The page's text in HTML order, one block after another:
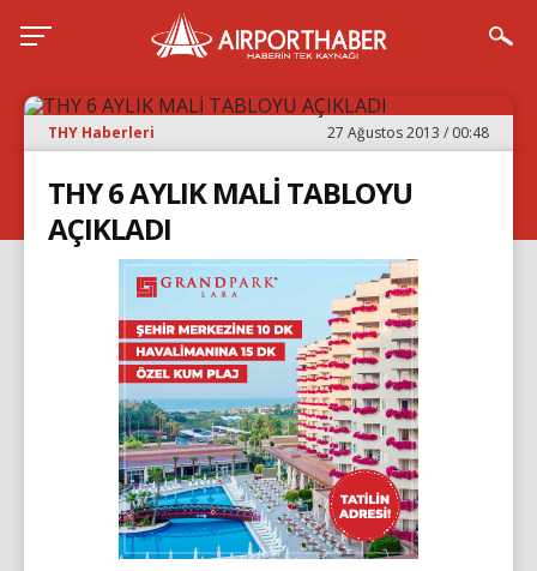
THY Haberleri 27 Ağustos 2013 / 00:48
THY 6 AYLIK MALİ TABLOYU
AÇIKLADI